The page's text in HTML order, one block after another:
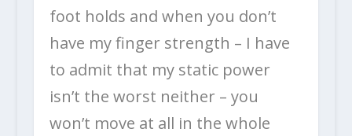
foot holds and when you don’t
have my finger strength – I have
to admit that my static power
isn’t the worst neither – you
won’t move at all in the whole